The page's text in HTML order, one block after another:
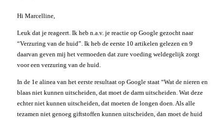
Hi Marcelline,
Leuk dat je reageert. Ik heb n.a.v. je reactie op Google gezocht naar
“Verzuring van de huid”. Ik heb de eerste 10 artikelen gelezen en 9
daarvan geven mij het vermoeden dat zure voeding weldegelijk zorgt
voor een verzuring van de huid.
In de 1e alinea van het eerste resultaat op Google staat “Wat de nieren en
blaas niet kunnen uitscheiden, dat moet de darm uitscheiden. Wat deze
echter niet kunnen uitscheiden, dat moeten de longen doen. Als alle
tezamen niet genoeg giftstoffen kunnen uitscheiden, dan moet de huid